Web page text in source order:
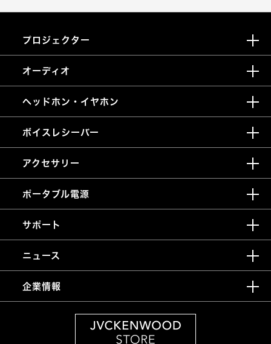
プロジェクター
オーディオ
ヘッドホン・イヤホン
ボイスレシーバー
アクセサリー
ポータブル電源
サポート
ニュース
企業情報